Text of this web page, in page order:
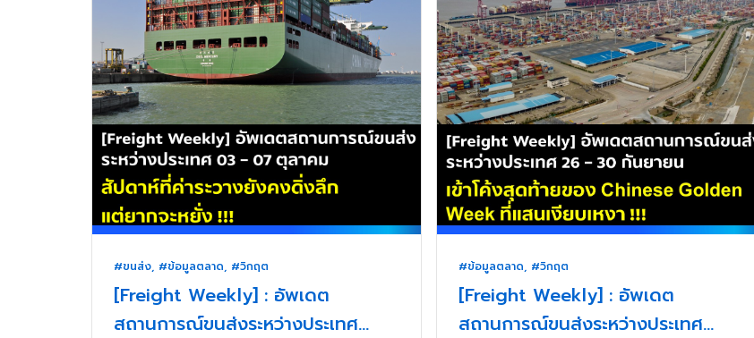
#ขนส่ง, #ข้อมูลตลาด, #วิกฤต
[Freight Weekly] : อัพเดต
สถานการณ์ขนส่งระหว่างประเทศ
#ข้อมูลตลาด, #วิกฤต
[Freight Weekly] : อัพเดต
สถานการณ์ขนส่งระหว่างประเทศ